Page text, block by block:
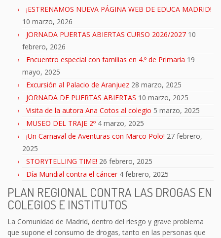
¡ESTRENAMOS NUEVA PÁGINA WEB DE EDUCA MADRID!
10 marzo, 2026
JORNADA PUERTAS ABIERTAS CURSO 2026/2027 10
febrero, 2026
Encuentro especial con familias en 4.º de Primaria 19
mayo, 2025
Excursión al Palacio de Aranjuez 28 marzo, 2025
JORNADA DE PUERTAS ABIERTAS 10 marzo, 2025
Visita de la autora Ana Cotos al colegio 5 marzo, 2025
MUSEO DEL TRAJE 2º 4 marzo, 2025
¡Un Carnaval de Aventuras con Marco Polo! 27 febrero,
2025
STORYTELLING TIME! 26 febrero, 2025
Día Mundial contra el cáncer 4 febrero, 2025
PLAN REGIONAL CONTRA LAS DROGAS EN
COLEGIOS E INSTITUTOS
La Comunidad de Madrid, dentro del riesgo y grave problema
que supone el consumo de drogas, tanto en las personas que